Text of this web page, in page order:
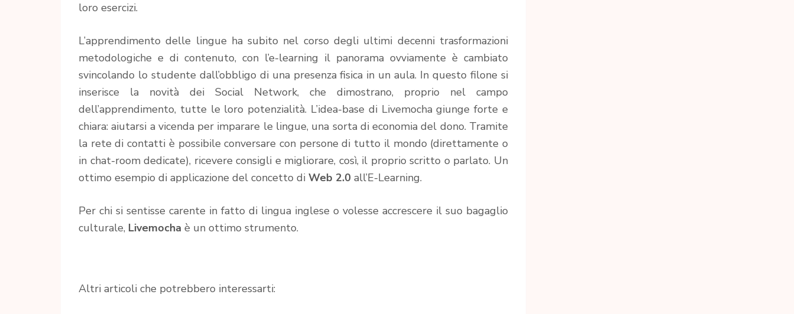
loro esercizi.
L’apprendimento delle lingue ha subito nel corso degli ultimi decenni trasformazioni
metodologiche e di contenuto, con l’e-learning il panorama ovviamente è cambiato
svincolando lo studente dall’obbligo di una presenza fisica in un aula. In questo filone si
inserisce la novità dei Social Network, che dimostrano, proprio nel campo
dell’apprendimento, tutte le loro potenzialità. L’idea-base di Livemocha giunge forte e
chiara: aiutarsi a vicenda per imparare le lingue, una sorta di economia del dono. Tramite
la rete di contatti è possibile conversare con persone di tutto il mondo (direttamente o
in chat-room dedicate), ricevere consigli e migliorare, così, il proprio scritto o parlato. Un
ottimo esempio di applicazione del concetto di Web 2.0 all’E-Learning.
Per chi si sentisse carente in fatto di lingua inglese o volesse accrescere il suo bagaglio
culturale, Livemocha è un ottimo strumento.
Altri articoli che potrebbero interessarti: